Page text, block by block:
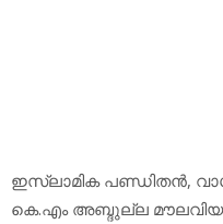
ഇസ്‌ലാമിക പണ്ഡിതന്‍,
കെ.എം അബ്ദുല്ല